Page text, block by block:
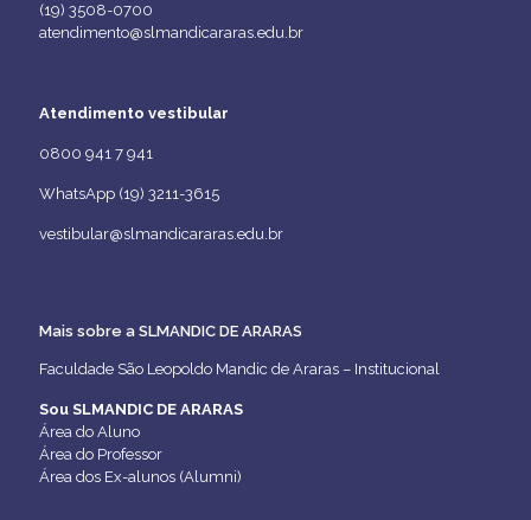
(19) 3508-0700
atendimento@slmandicararas.edu.br
Atendimento vestibular
0800 941 7 941
WhatsApp (19) 3211-3615
vestibular@slmandicararas.edu.br
Mais sobre a SLMANDIC DE ARARAS
Faculdade São Leopoldo Mandic de Araras – Institucional
Sou SLMANDIC DE ARARAS
Área do Aluno
Área do Professor
Área dos Ex-alunos (Alumni)